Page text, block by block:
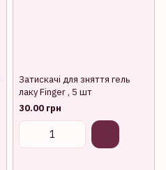
Затискачі для зняття гель
лаку Finger , 5 шт
30.00 грн